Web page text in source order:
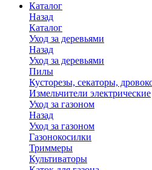
Каталог
Назад
Каталог
Уход за деревьями
Назад
Уход за деревьями
Пилы
Кусторезы, секаторы,
Измельчители электрические
Уход за газоном
Назад
Уход за газоном
Газонокосилки
Триммеры
Культиваторы